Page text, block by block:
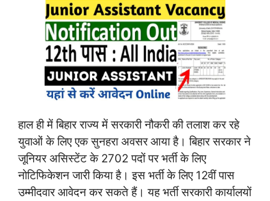
हाल ही में बिहार राज्य में सरकारी नौकरी की तलाश कर रहे
युवाओं के लिए एक सुनहरा अवसर आया है। बिहार सरकार ने
जूनियर असिस्टेंट के 2702 पदों पर भर्ती के लिए
नोटिफिकेशन जारी किया है। इस भर्ती के लिए 12वीं पास
उम्मीदवार आवेदन कर सकते हैं। यह भर्ती सरकारी कार्यालयों